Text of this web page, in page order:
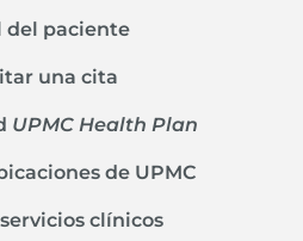
del paciente
una cita
UPMC Health Plan
de UPMC
clínicos